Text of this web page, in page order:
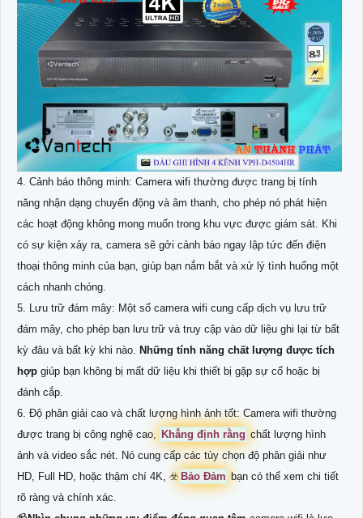
4. Cảnh báo thông minh: Camera wifi thường được trang bị tính
năng nhận dạng chuyển động và âm thanh, cho phép nó phát hiện
các hoạt động không mong muốn trong khu vực được giám sát. Khi
có sự kiện xảy ra, camera sẽ gởi cảnh báo ngay lập tức đến điện
thoại thông minh của bạn, giúp bạn nắm bắt và xử lý tình huống một
cách nhanh chóng.
5. Lưu trữ đám mây: Một số camera wifi cung cấp dịch vụ lưu trữ
đám mây, cho phép bạn lưu trữ và truy cập vào dữ liệu ghi lại từ bất
kỳ đâu và bất kỳ khi nào. Những tính năng chất lượng được tích
hợp giúp bạn không bị mất dữ liệu khi thiết bị gặp sự cố hoặc bị
đánh cắp.
6. Độ phân giải cao và chất lượng hình ảnh tốt: Camera wifi thường
được trang bị công nghệ cao, Khẳng định rằng chất lượng hình
ảnh và video sắc nét. Nó cung cấp các tùy chọn độ phân giải như
HD, Full HD, hoặc thậm chí 4K, ☣️ Bảo Đảm bạn có thể xem chi tiết
rõ ràng và chính xác.